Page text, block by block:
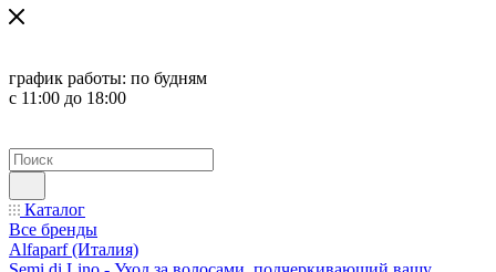
график работы: по будням
с 11:00 до 18:00
Каталог
Все бренды
Alfaparf (Италия)